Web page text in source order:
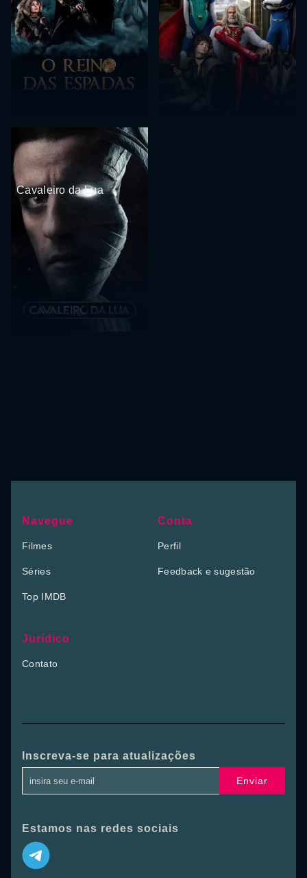
Cavaleiro da Lua
Navegue
Filmes
Séries
Top IMDB
Conta
Perfil
Feedback e sugestão
Jurídico
Contato
Inscreva-se para atualizações
Enviar
Estamos nas redes sociais